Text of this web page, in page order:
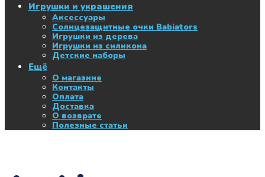
Игрушки и украшения
Аксессуары
Солнцезащитные очки Babiators
Игрушки из дерева
Игрушки из силикона
Детские наборы
Ещё
О магазине
Контакты
Оплата
Доставка
О возврате
Полезные статьи